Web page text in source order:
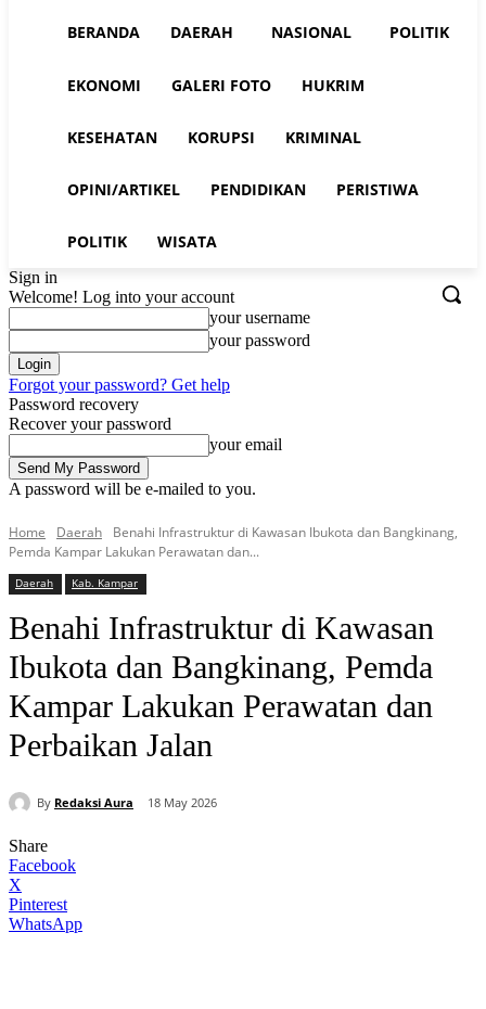
BERANDA DAERAH NASIONAL POLITIK
EKONOMI GALERI FOTO HUKRIM
KESEHATAN KORUPSI KRIMINAL
OPINI/ARTIKEL PENDIDIKAN PERISTIWA
POLITIK WISATA
Sign in
Welcome! Log into your account
your username
your password
Forgot your password? Get help
Password recovery
Recover your password
your email
A password will be e-mailed to you.
Home Daerah
Benahi Infrastruktur di Kawasan Ibukota dan Bangkinang,
Pemda Kampar Lakukan Perawatan dan...
Daerah Kab. Kampar
Benahi Infrastruktur di Kawasan
Ibukota dan Bangkinang, Pemda
Kampar Lakukan Perawatan dan
Perbaikan Jalan
By Redaksi Aura 18 May 2026
Share
Facebook
X
Pinterest
WhatsApp